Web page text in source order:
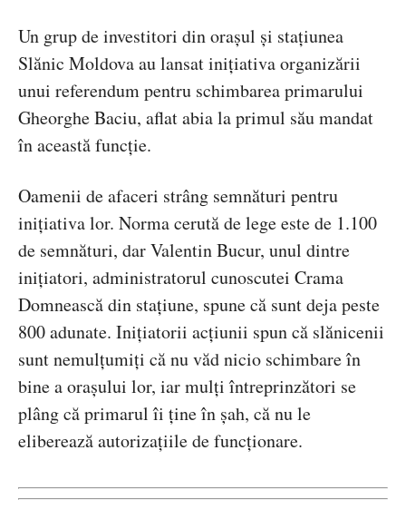
Un grup de investitori din orașul și stațiunea
Slănic Moldova au lansat inițiativa organizării
unui referendum pentru schimbarea primarului
Gheorghe Baciu, aflat abia la primul său mandat
în această funcție.
Oamenii de afaceri strâng semnături pentru
inițiativa lor. Norma cerută de lege este de 1.100
de semnături, dar Valentin Bucur, unul dintre
inițiatori, administratorul cunoscutei Crama
Domnească din stațiune, spune că sunt deja peste
800 adunate. Inițiatorii acțiunii spun că slănicenii
sunt nemulțumiți că nu văd nicio schimbare în
bine a orașului lor, iar mulți întreprinzători se
plâng că primarul îi ține în șah, că nu le
eliberează autorizațiile de funcționare.